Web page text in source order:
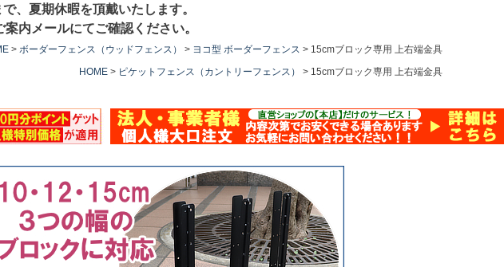
、夏期休暇を頂戴いたします。
メールにてご確認ください。
ボーダーフェンス（ウッドフェンス） ヨコ型 ボーダーフェンス
15cmブロック専用 上右端金具
HOME ピケットフェンス（カントリーフェンス） 15cmブロック専用 上右端金具